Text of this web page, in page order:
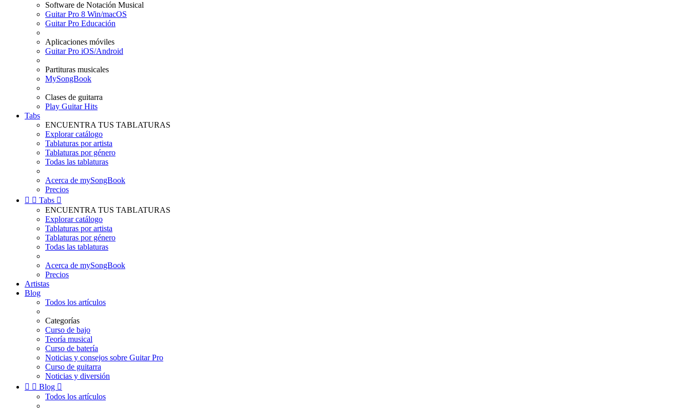
Software de Notación Musical
Guitar Pro 8 Win/macOS
Guitar Pro Educación
Aplicaciones móviles
Guitar Pro iOS/Android
Partituras musicales
MySongBook
Clases de guitarra
Play Guitar Hits
Tabs
ENCUENTRA TUS TABLATURAS
Explorar catálogo
Tablaturas por artista
Tablaturas por género
Todas las tablaturas
Acerca de mySongBook
Precios
  Tabs 
ENCUENTRA TUS TABLATURAS
Explorar catálogo
Tablaturas por artista
Tablaturas por género
Todas las tablaturas
Acerca de mySongBook
Precios
Artistas
Blog
Todos los artículos
Categorías
Curso de bajo
Teoría musical
Curso de batería
Noticias y consejos sobre Guitar Pro
Curso de guitarra
Noticias y diversión
  Blog 
Todos los artículos